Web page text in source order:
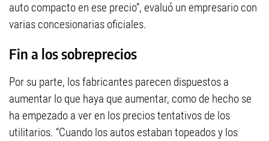
auto compacto en ese precio”, evaluó un empresario con
varias concesionarias oficiales.
Fin a los sobreprecios
Por su parte, los fabricantes parecen dispuestos a
aumentar lo que haya que aumentar, como de hecho se
ha empezado a ver en los precios tentativos de los
utilitarios. “Cuando los autos estaban topeados y los